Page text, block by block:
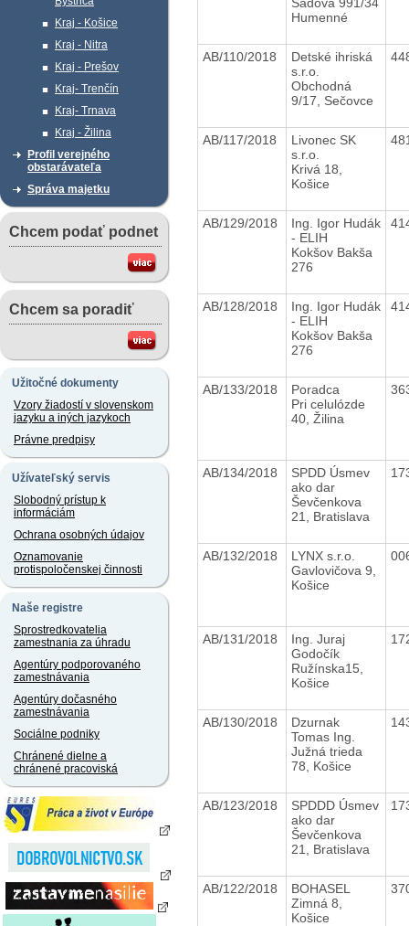
Kraj - Košice
Kraj - Nitra
Kraj - Prešov
Kraj- Trenčín
Kraj- Trnava
Kraj - Žilina
Profil verejného
obstarávateľa
Správa majetku
Chcem podať podnet
Chcem sa poradiť
Užitočné dokumenty
Vzory žiadostí v slovenskom
jazyku a iných jazykoch
Právne predpisy
Užívateľský servis
Slobodný prístup k
informáciám
Ochrana osobných údajov
Oznamovanie
protispoločenskej činnosti
Naše registre
Sprostredkovatelia
zamestnania za úhradu
Agentúry podporovaného
zamestnávania
Agentúry dočasného
zamestnávania
Sociálne podniky
Chránené dielne a
chránené pracoviská
Humenné
AB/110/2018
Detské ihriská
s.r.o.
Obchodná
9/17, Sečovce
AB/117/2018
Livonec SK
s.r.o.
Krivá 18,
Košice
AB/129/2018
Ing. Igor Hudák
- ELIH
Kokšov Bakša
276
AB/128/2018
Ing. Igor Hudák
- ELIH
Kokšov Bakša
276
AB/133/2018
Poradca
Pri celulózde
40, Žilina
AB/134/2018
SPDD Úsmev
ako dar
Ševčenkova
21, Bratislava
AB/132/2018
LYNX s.r.o.
Gavlovičova 9,
Košice
AB/131/2018
Ing. Juraj
Godočík
Ružínska15,
Košice
AB/130/2018
Dzurnak
Tomas Ing.
Južná trieda
78, Košice
AB/123/2018
SPDDD Úsmev
ako dar
Ševčenkova
21, Bratislava
AB/122/2018
BOHASEL
Zimná 8,
Košice